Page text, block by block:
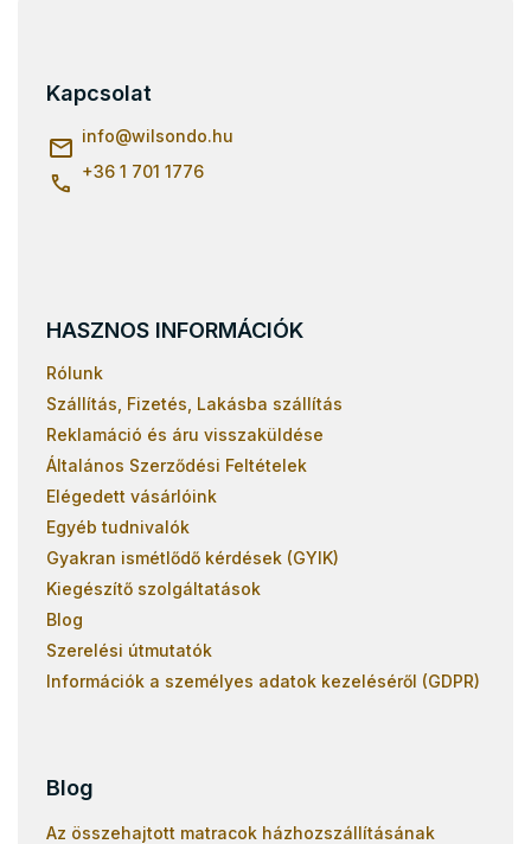
Kapcsolat
info@wilsondo.hu
+36 1 701 1776
HASZNOS INFORMÁCIÓK
Rólunk
Szállítás, Fizetés, Lakásba szállítás
Reklamáció és áru visszaküldése
Általános Szerződési Feltételek
Elégedett vásárlóink
Egyéb tudnivalók
Gyakran ismétlődő kérdések (GYIK)
Kiegészítő szolgáltatások
Blog
Szerelési útmutatók
Információk a személyes adatok kezeléséről (GDPR)
Blog
Az összehajtott matracok házhozszállításának